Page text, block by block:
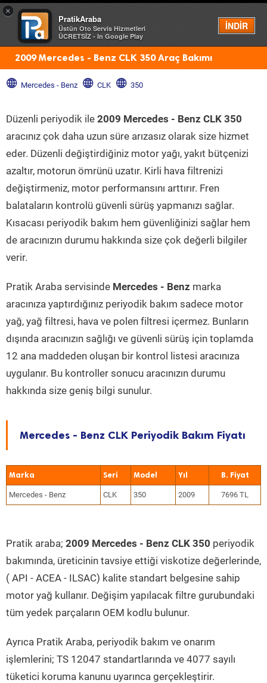
×
PratikAraba
Üstün Oto Servis Hizmetleri
ÜCRETSİZ - In Google Play
İNDİR
Menü
2009 Mercedes - Benz CLK 350 Araç Bakımı
Mercedes - Benz CLK 350
Düzenli periyodik ile 2009 Mercedes - Benz CLK 350
aracınız çok daha uzun süre arızasız olarak size hizmet
eder. Düzenli değiştirdiğiniz motor yağı, yakıt bütçenizi
azaltır, motorun ömrünü uzatır. Kirli hava filtrenizi
değiştirmeniz, motor performansını arttırır. Fren
balataların kontrolü güvenli sürüş yapmanızı sağlar.
Kısacası periyodik bakım hem güvenliğinizi sağlar hem
de aracınızın durumu hakkında size çok değerli bilgiler
verir.
Pratik Araba servisinde Mercedes - Benz marka
aracınıza yaptırdığınız periyodik bakım sadece motor
yağ, yağ filtresi, hava ve polen filtresi içermez. Bunların
dışında aracınızın sağlığı ve güvenli sürüş için toplamda
12 ana maddeden oluşan bir kontrol listesi aracınıza
uygulanır. Bu kontroller sonucu aracınızın durumu
hakkında size geniş bilgi sunulur.
Mercedes - Benz CLK Periyodik Bakım Fiyatı
Marka Seri Model Yıl
Mercedes - Benz CLK 350 2009 7696 TL
Pratik araba; 2009 Mercedes - Benz CLK 350 periyodik
bakımında, üreticinin tavsiye ettiği viskotize değerlerinde,
( API - ACEA - ILSAC) kalite standart belgesine sahip
motor yağ kullanır. Değişim yapılacak filtre gurubundaki
tüm yedek parçaların OEM kodlu bulunur.
Ayrıca Pratik Araba, periyodik bakım ve onarım
işlemlerini; TS 12047 standartlarında ve 4077 sayılı
tüketici koruma kanunu uyarınca gerçekleştirir.